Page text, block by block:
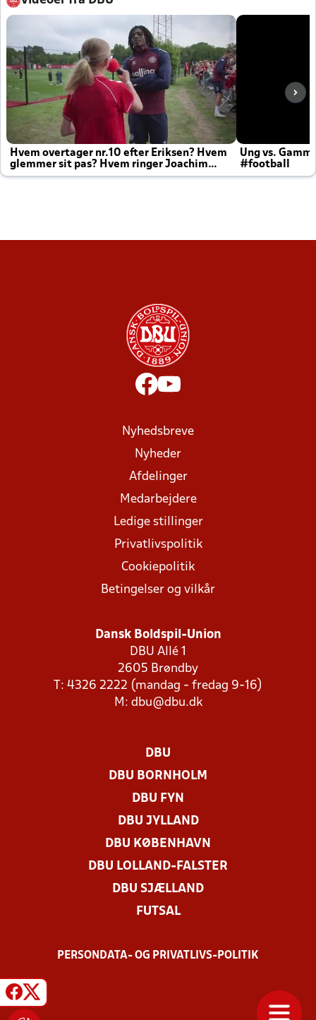
Hvem overtager nr.10 efter Eriksen? Hvem
glemmer sit pas? Hvem ringer Joachim
altid til efter kampe?
Ung vs.
#football
Nyhedsbreve
Nyheder
Afdelinger
Medarbejdere
Ledige stillinger
Privatlivspolitik
Cookiepolitik
Betingelser og vilkår
Dansk Boldspil-Union
DBU Allé 1
2605 Brøndby
T: 4326 2222 (mandag - fredag 9-16)
M: dbu@dbu.dk
DBU
DBU BORNHOLM
DBU FYN
DBU JYLLAND
DBU KØBENHAVN
DBU LOLLAND-FALSTER
DBU SJÆLLAND
FUTSAL
PERSONDATA- OG PRIVATLIVS-POLITIK